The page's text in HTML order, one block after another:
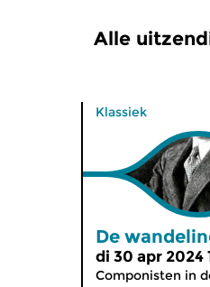
Alle
Klassiek
De
di 30 apr 2024
Componisten in